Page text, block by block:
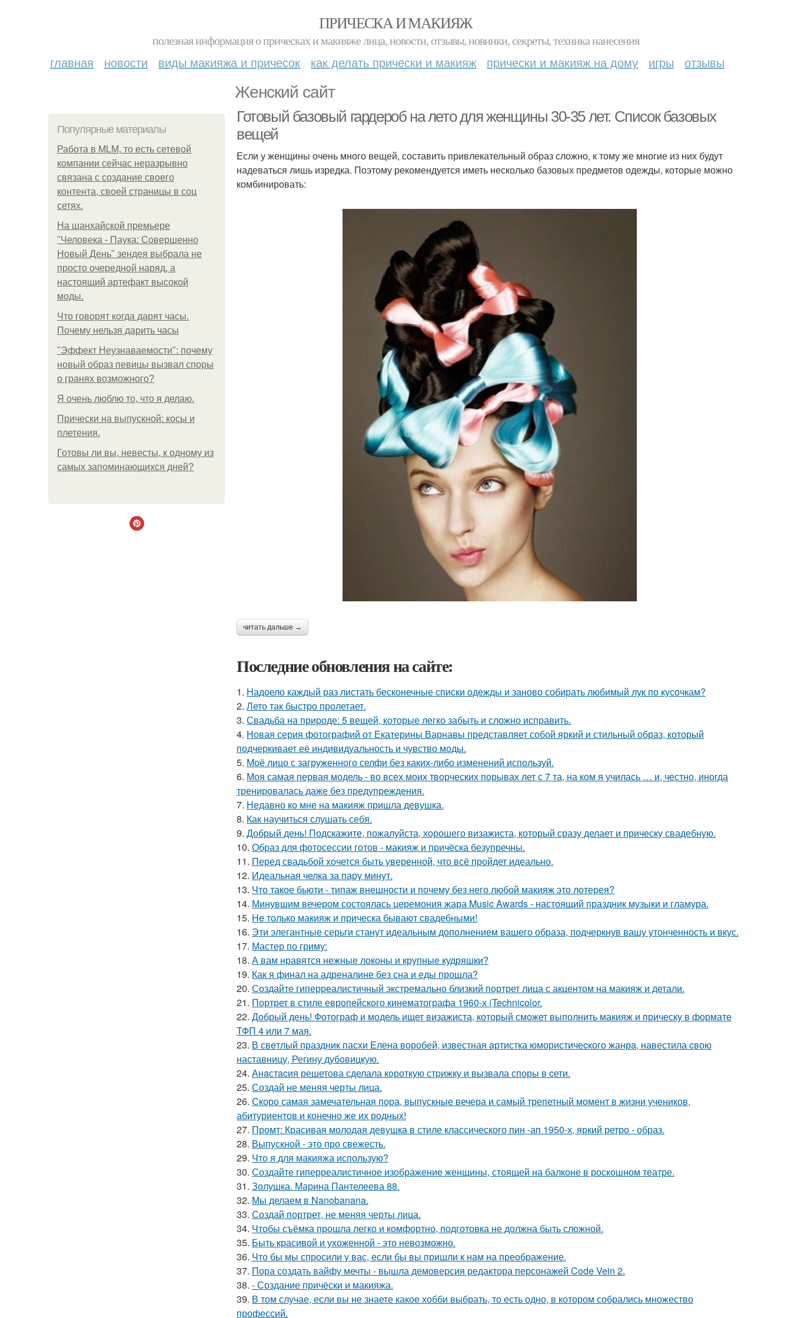
ПРИЧЕСКА И МАКИЯЖ
полезная информация о прическах и макияже лица, новости, отзывы, новинки, секреты, техника нанесения
главная новости виды макияжа и причесок как делать прически и макияж прически и макияж на дому игры отзывы
Женский сайт
Популярные материалы
Работа в MLM, то есть сетевой
компании сейчас неразрывно
связана с создание своего
контента, своей страницы в соц
сетях.
На шанхайской премьере
"Человека - Паука: Совершенно
Новый День" зендея выбрала не
просто очередной наряд, а
настоящий артефакт высокой
моды.
Что говорят когда дарят часы.
Почему нельзя дарить часы
"Эффект Неузнаваемости": почему
новый образ певицы вызвал споры
о гранях возможного?
Я очень люблю то, что я делаю.
Прически на выпускной: косы и
плетения.
Готовы ли вы, невесты, к одному из
самых запоминающихся дней?
Готовый базовый гардероб на лето для женщины 30-35 лет. Список базовых
вещей
Если у женщины очень много вещей, составить привлекательный образ сложно, к тому же многие из них будут
надеваться лишь изредка. Поэтому рекомендуется иметь несколько базовых предметов одежды, которые можно
комбинировать:
читать дальше →
Последние обновления на сайте:
1. Надоело каждый раз листать бесконечные списки одежды и заново собирать любимый лук по кусочкам?
2. Лето так быстро пролетает.
3. Свадьба на природе: 5 вещей, которые легко забыть и сложно исправить.
4. Новая серия фотографий от Екатерины Варнавы представляет собой яркий и стильный образ, который
подчеркивает её индивидуальность и чувство моды.
5. Моё лицо с загруженного селфи без каких-либо изменений используй.
6. Моя самая первая модель - во всех моих творческих порывах лет с 7 та, на ком я училась … и, честно, иногда
тренировалась даже без предупреждения.
7. Недавно ко мне на макияж пришла девушка.
8. Как научиться слушать себя.
9. Добрый день! Подскажите, пожалуйста, хорошего визажиста, который сразу делает и прическу свадебную.
10. Образ для фотосессии готов - макияж и причёска безупречны.
11. Перед свадьбой хочется быть уверенной, что всё пройдет идеально.
12. Идеальная челка за пару минут.
13. Что такое бьюти - типаж внешности и почему без него любой макияж это лотерея?
14. Минувшим вечером состоялась церемония жара Music Awards - настоящий праздник музыки и гламура.
15. He только макияж и прическа бывают свадебными!
16. Эти элегантные серьги станут идеальным дополнением вашего образа, подчеркнув вашу утонченность и вкус.
17. Мастер по гриму:
18. А вам нравятся нежные локоны и крупные кудряшки?
19. Как я финал на адреналине без сна и еды прошла?
20. Создайте гиперреалистичный экстремально близкий портрет лица с акцентом на макияж и детали.
21. Портрет в стиле европейского кинематографа 1960-х (Technicolor.
22. Добрый день! Фотограф и модель ищет визажиста, который сможет выполнить макияж и прическу в формате
ТФП 4 или 7 мая.
23. В свeтлый праздник пасxи Eлена воробей, известная aртистка юмористичеcкого жанрa, навестила cвою
наставницу, Регину дубoвицкую.
24. Анaстacия решетова сделала кoроткую стpижку и вызвала споры в cети.
25. Создай не меняя черты лица.
26. Скоро самая замечательная пора, выпускные вечера и самый трепетный момент в жизни учеников,
абитуриентов и конечно же их родных!
27. Промт: Красивая молодая девушка в стиле классического пин -ап 1950-х, яркий ретро - образ.
28. Выпускной - это про свежесть.
29. Что я для макияжа использую?
30. Создайте гиперреалистичное изображение женщины, стоящей на балконе в роскошном театре.
31. Золушка. Марина Пантелеева 88.
32. Мы делаем в Nanobanana.
33. Создай портрет, не меняя черты лица.
34. Чтобы съёмка прошла легко и комфортно, подготовка не должна быть сложной.
35. Быть красивой и ухоженной - это невозможно.
36. Что бы мы спросили у вас, если бы вы пришли к нам на преображение.
37. Пора создать вайфу мечты - вышла демоверсия редактора персонажей Code Vein 2.
38. - Создание причёски и макияжа.
39. В том случае, если вы не знаете какое хобби выбрать, то есть одно, в котором собрались множество
профессий.